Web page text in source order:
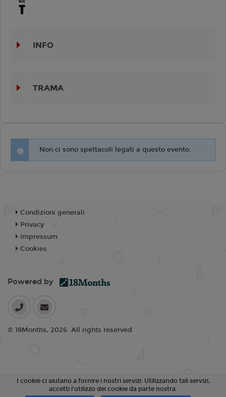
INFO
TRAMA
Non ci sono spettacoli legati a questo evento.
Condizioni generali
Privacy
Impressum
Cookies
Powered by
© 18Months, 2026. All rights reserved
I cookie ci aiutano a fornire i nostri servizi. Utilizzando tali servizi,
accetti l'utilizzo dei cookie da parte nostra.